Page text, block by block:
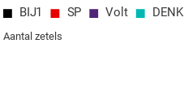
Aantal zetels
BIJ1 SP Volt DENK